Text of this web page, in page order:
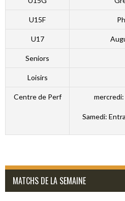
U15F
U17
Seniors
Loisirs
Centre de Perf
Samedi:
MATCHS DE LA SEMAINE